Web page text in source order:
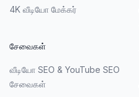
4K வீடியோ மேக்கர்
சேவைகள்
வீடியோ SEO & YouTube SEO
சேவைகள்